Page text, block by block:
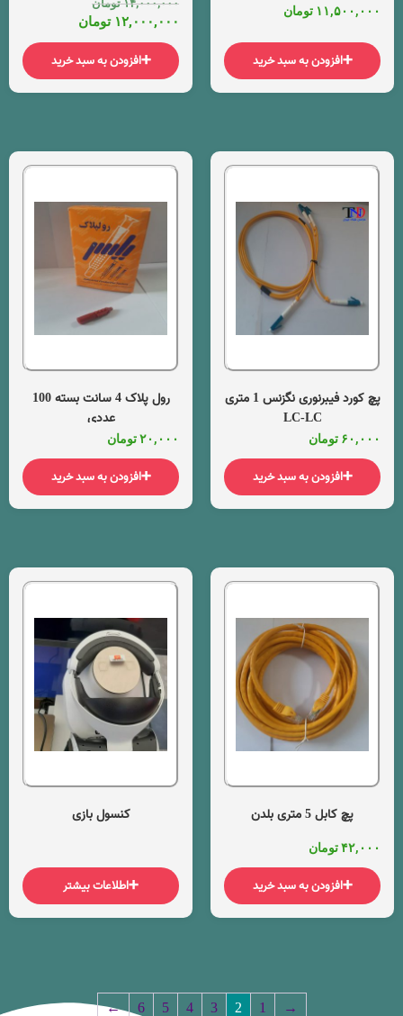
۱۱,۵۰۰,۰۰۰ تومان
افزودن به سبد خرید
۱۴,۰۰۰,۰۰۰ تومان
۱۲,۰۰۰,۰۰۰ تومان
افزودن به سبد خرید
پچ کورد فیبرنوری نگزنس 1 متری
LC-LC
۶۰,۰۰۰ تومان
افزودن به سبد خرید
رول پلاک 4 سانت بسته 100
عددی
۲۰,۰۰۰تومان
افزودن به سبد خرید
پچ کابل 5 متری بلدن
۴۲,۰۰۰تومان
افزودن به سبد خرید
کنسول بازی
اطلاعات بیشتر
→
1
2
3
4
5
6
←